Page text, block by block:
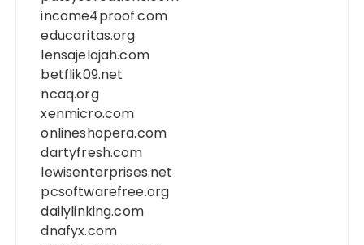
income4proof.com
educaritas.org
lensajelajah.com
betflik09.net
ncaq.org
xenmicro.com
onlineshopera.com
dartyfresh.com
lewisenterprises.net
pcsoftwarefree.org
dailylinking.com
dnafyx.com